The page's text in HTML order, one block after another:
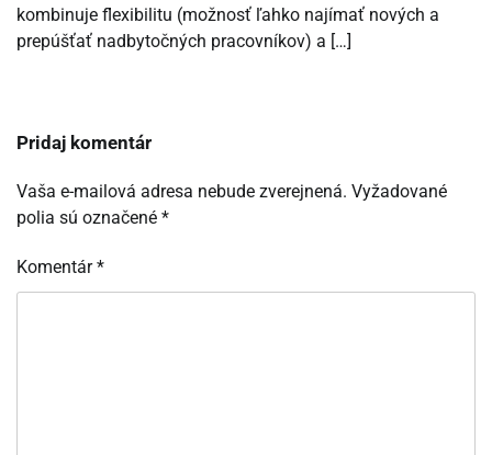
kombinuje flexibilitu (možnosť ľahko najímať nových a
prepúšťať nadbytočných pracovníkov) a […]
Pridaj komentár
Vaša e-mailová adresa nebude zverejnená. Vyžadované
polia sú označené *
Komentár*